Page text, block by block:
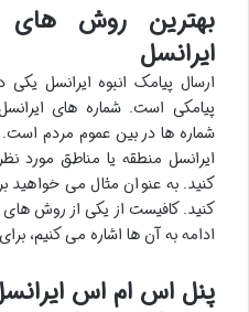
بهترین روش های
ایرانسل
ارسال پیامک انبوه ایرانسل یکی
پیامکی است. شماره های
شماره ها در بین عموم مردم است.
ایرانسل منطقه یا مناطق مورد
کنید. به عنوان مثال می خواهید
کنید. کافیست از یکی از روش های
ادامه به آن ها اشاره می کنیم،
پنل اس ام اس